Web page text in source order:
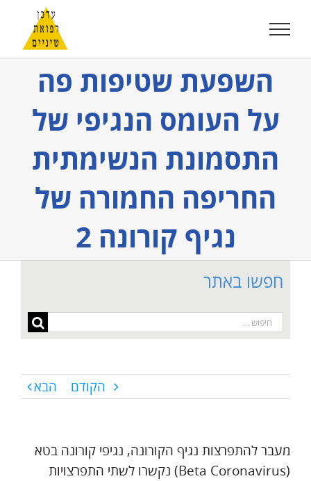
לתוכן
השפעת שטיפות פה
על העומס הנגיפי של
התסמונת הנשימתית
החריפה החמורה של
נגיף קורונה 2
הקודם הבא
מעבר להתפרצות נגיף הקורונה, נגיפי קורונה בטא
(Beta Coronavirus) נקשרו לשתי התפרצויות
חפשו באתר
חיפוש...